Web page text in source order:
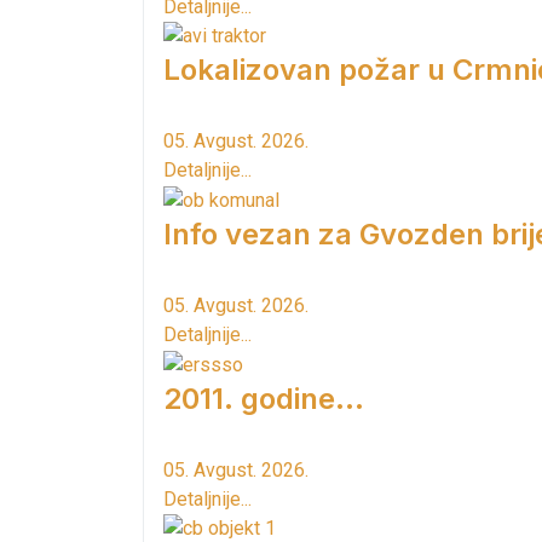
Detaljnije...
Lokalizovan požar u
05. Avgust. 2026.
Detaljnije...
Info vezan za Gvozden
05. Avgust. 2026.
Detaljnije...
2011. godine...
05. Avgust. 2026.
Detaljnije...